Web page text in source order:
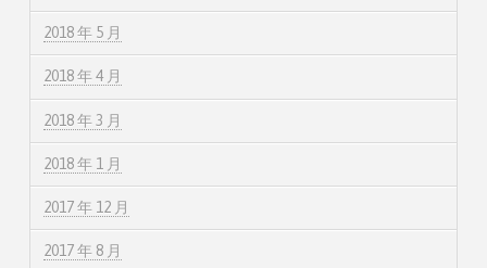
2018 年 5 月
2018 年 4 月
2018 年 3 月
2018 年 1 月
2017 年 12 月
2017 年 8 月